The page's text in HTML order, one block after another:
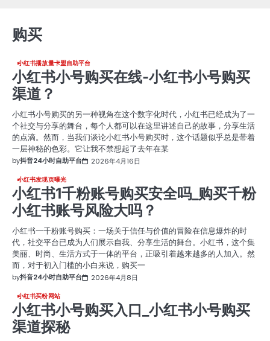
购买
小红书播放量卡盟自助平台
小红书小号购买在线-小红书小号购买
渠道？
小红书小号购买的另一种视角在这个数字化时代，小红书已经成为了一
个社交与分享的舞台，每个人都可以在这里讲述自己的故事，分享生活
的点滴。然而，当我们谈论小红书小号购买时，这个话题似乎总是带着
一层神秘的色彩。它让我不禁想起了去年在某
by抖音24小时自助平台 2026年4月16日
小红书发现页曝光
小红书1千粉账号购买安全吗_购买千粉
小红书账号风险大吗？
小红书一千粉账号购买：一场关于信任与价值的冒险在信息爆炸的时
代，社交平台已成为人们展示自我、分享生活的舞台。小红书，这个集
美丽、时尚、生活方式于一体的平台，正吸引着越来越多的人加入。然
而，对于初入门槛的小白来说，购买一
by抖音24小时自助平台 2026年4月8日
小红书买粉网站
小红书小号购买入口_小红书小号购买
渠道探秘